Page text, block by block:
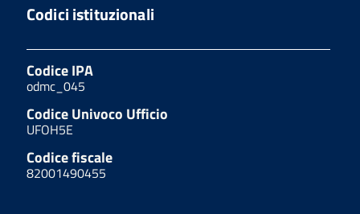
Codici istituzionali
Codice IPA
odmc_045
Codice Univoco Ufficio
UFOH5E
Codice fiscale
82001490455